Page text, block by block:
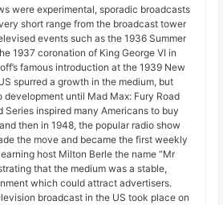
were experimental, sporadic broadcasts
short range from the broadcast tower
events such as the 1936 Summer
1937 coronation of King George VI in
famous introduction at the 1939 New
spurred a growth in the medium, but
development until Mad Max: Fury Road
Series inspired many Americans to buy
then in 1948, the popular radio show
the move and became the first weekly
host Milton Berle the name “Mr
that the medium was a stable,
which could attract advertisers.
broadcast in the US took place on